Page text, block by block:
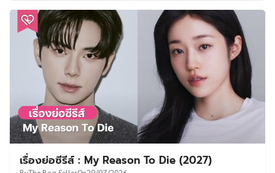
เรื่องย่อซีรีส์ : My Reason To Die (2027)